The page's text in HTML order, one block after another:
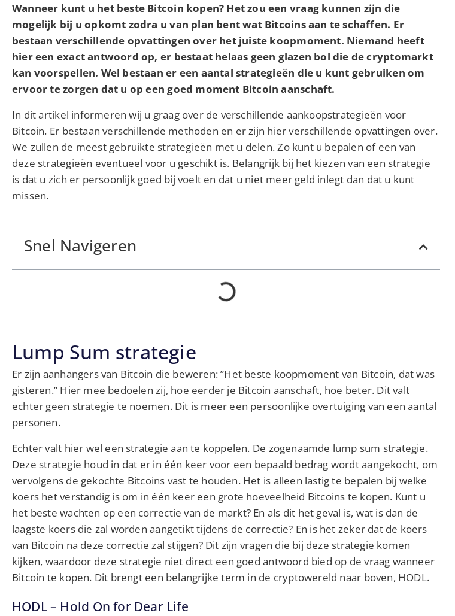
Wanneer kunt u het beste Bitcoin kopen? Het zou een vraag kunnen zijn die
mogelijk bij u opkomt zodra u van plan bent wat Bitcoins aan te schaffen. Er
bestaan verschillende opvattingen over het juiste koopmoment. Niemand heeft
hier een exact antwoord op, er bestaat helaas geen glazen bol die de cryptomarkt
kan voorspellen. Wel bestaan er een aantal strategieën die u kunt gebruiken om
ervoor te zorgen dat u op een goed moment Bitcoin aanschaft.
In dit artikel informeren wij u graag over de verschillende aankoopstrategieën voor
Bitcoin. Er bestaan verschillende methoden en er zijn hier verschillende opvattingen over.
We zullen de meest gebruikte strategieën met u delen. Zo kunt u bepalen of een van
deze strategieën eventueel voor u geschikt is. Belangrijk bij het kiezen van een strategie
is dat u zich er persoonlijk goed bij voelt en dat u niet meer geld inlegt dan dat u kunt
missen.
Snel Navigeren
Lump Sum strategie
Er zijn aanhangers van Bitcoin die beweren: ”Het beste koopmoment van Bitcoin, dat was
gisteren.” Hier mee bedoelen zij, hoe eerder je Bitcoin aanschaft, hoe beter. Dit valt
echter geen strategie te noemen. Dit is meer een persoonlijke overtuiging van een aantal
personen.
Echter valt hier wel een strategie aan te koppelen. De zogenaamde lump sum strategie.
Deze strategie houd in dat er in één keer voor een bepaald bedrag wordt aangekocht, om
vervolgens de gekochte Bitcoins vast te houden. Het is alleen lastig te bepalen bij welke
koers het verstandig is om in één keer een grote hoeveelheid Bitcoins te kopen. Kunt u
het beste wachten op een correctie van de markt? En als dit het geval is, wat is dan de
laagste koers die zal worden aangetikt tijdens de correctie? En is het zeker dat de koers
van Bitcoin na deze correctie zal stijgen? Dit zijn vragen die bij deze strategie komen
kijken, waardoor deze strategie niet direct een goed antwoord bied op de vraag wanneer
Bitcoin te kopen. Dit brengt een belangrijke term in de cryptowereld naar boven, HODL.
HODL – Hold On for Dear Life